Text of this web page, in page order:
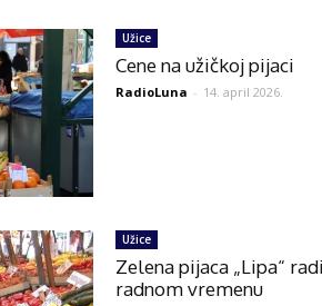
Užice
Cene na užičkoj pijaci
RadioLuna - 14. april 2026.
Užice
Zelena pijaca „Lipa“
radnom vremenu